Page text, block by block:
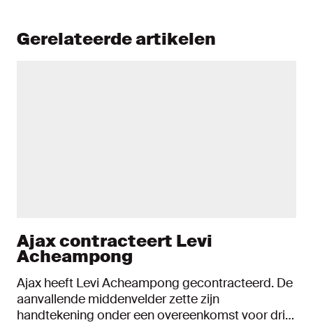
Gerelateerde artikelen
Ajax contracteert Levi
Acheampong
Ajax heeft Levi Acheampong gecontracteerd. De
aanvallende middenvelder zette zijn
handtekening onder een overeenkomst voor drie